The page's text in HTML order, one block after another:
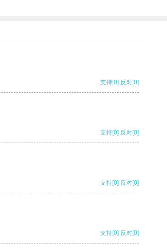
支持[0] 反对[0]
支持[0] 反对[0]
支持[0] 反对[0]
支持[0] 反对[0]